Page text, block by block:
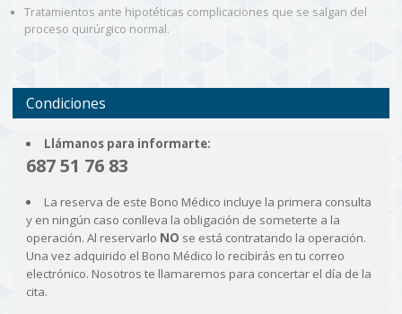
Tratamientos ante hipotéticas complicaciones que se salgan del
proceso quirúrgico normal.
Condiciones
Llámanos para informarte:
687 51 76 83
La reserva de este Bono Médico incluye la primera consulta
y en ningún caso conlleva la obligación de someterte a la
operación. Al reservarlo NO se está contratando la operación.
Una vez adquirido el Bono Médico lo recibirás en tu correo
electrónico. Nosotros te llamaremos para concertar el día de la
cita.